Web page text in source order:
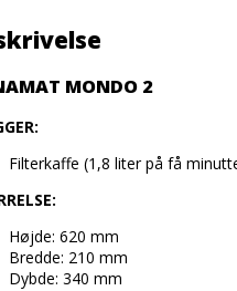
MONDO 2
Filterkaffe (1,8 liter på få
Højde: 620 mm
Bredde: 210 mm
Dybde: 340 mm